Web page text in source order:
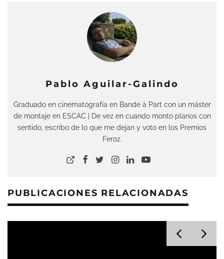
Pablo Aguilar-Galindo
Graduado en cinematografía en Bande à Part con un máster
de montaje en ESCAC | De vez en cuando monto planos con
sentido, escribo de lo que me dejan y voto en los Premios
Feroz.
PUBLICACIONES RELACIONADAS